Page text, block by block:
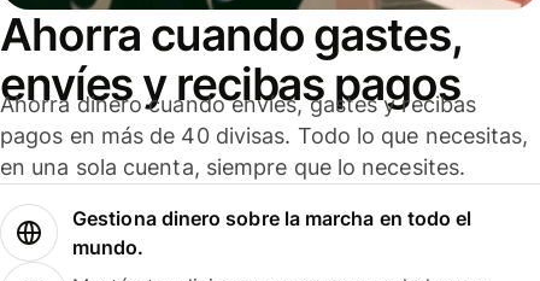
Ahorra cuando gastes,
envíes y recibas pagos
Ahorra dinero cuando envíes, gastes y recibas
pagos en más de 40 divisas. Todo lo que necesitas,
en una sola cuenta, siempre que lo necesites.
Gestiona dinero sobre la marcha en todo el
mundo.